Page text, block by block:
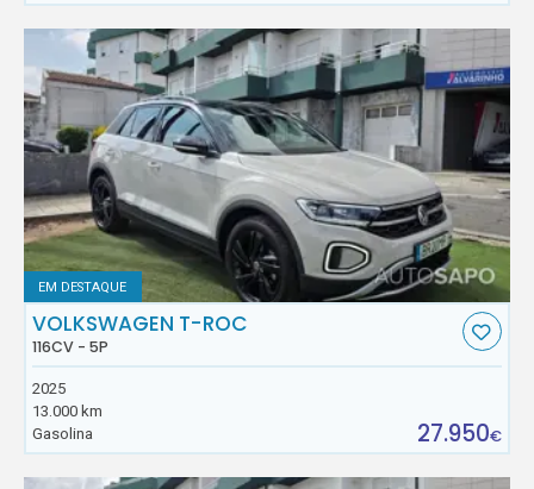
EM DESTAQUE
VOLKSWAGEN T-ROC
116CV - 5P
2025
13.000 km
Gasolina
27.950€